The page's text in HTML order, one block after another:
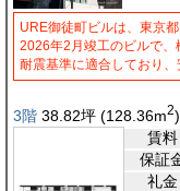
URE御徒町ビルは、東京
2026年2月竣工のビルで
耐震基準に適合しており
3階 38.82坪 (128.36m2)
賃料
保証
礼金